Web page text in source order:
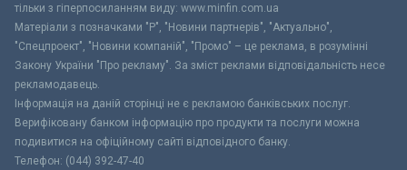
тільки з гіперпосиланням виду: www.minfin.com.ua
Матеріали з позначками "Р", "Новини партнерів", "Актуально",
"Спецпроект", "Новини компаній", "Промо" – це реклама, в розумінні
Закону України "Про рекламу". За зміст реклами відповідальність несе
рекламодавець.
Інформація на даній сторінці не є рекламою банківських послуг.
Верифіковану банком інформацію про продукти та послуги можна
подивитися на офіційному сайті відповідного банку.
Телефон: (044) 392-47-40